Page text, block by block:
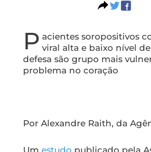
P acientes soropositivos
viral alta e baixo nível
defesa são grupo mais
problema no coração
Por Alexandre Raith, da
Um estudo publicado pela